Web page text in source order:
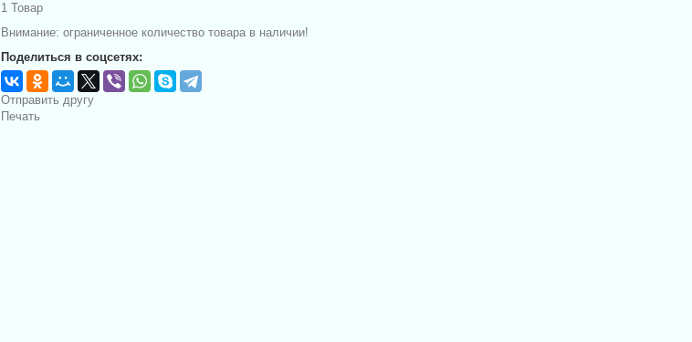
1 Товар
Внимание: ограниченное количество товара в наличии!
Поделиться в соцсетях:
Отправить другу
Печать